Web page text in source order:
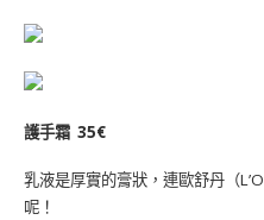
護手霜 35€
乳液是厚實的膏狀，連歐舒丹（
呢！